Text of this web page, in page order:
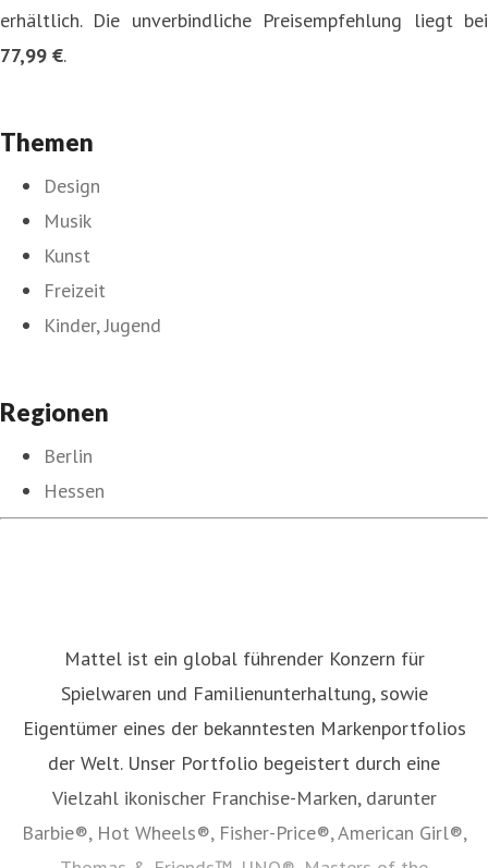
erhältlich. Die unverbindliche Preisempfehlung liegt bei
77,99 €.
Themen
Design
Musik
Kunst
Freizeit
Kinder, Jugend
Regionen
Berlin
Hessen
Mattel ist ein global führender Konzern für
Spielwaren und Familienunterhaltung, sowie
Eigentümer eines der bekanntesten Markenportfolios
der Welt. Unser Portfolio begeistert durch eine
Vielzahl ikonischer Franchise-Marken, darunter
Barbie®, Hot Wheels®, Fisher-Price®, American Girl®,